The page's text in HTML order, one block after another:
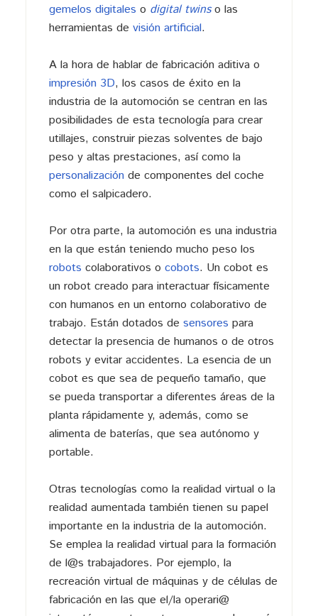
gemelos digitales o digital twinso las
herramientas de visión artificial.
A la hora de hablar de fabricación aditiva o
impresión 3D, los casos de éxito en la
industria de la automoción se centran en las
posibilidades de esta tecnología para crear
utillajes, construir piezas solventes de bajo
peso y altas prestaciones, así como la
personalizaciónde componentes del coche
como el salpicadero.
Por otra parte, la automoción es una industria
en la que están teniendo mucho peso los
robots colaborativos o cobots. Un cobot es
un robot creado para interactuar físicamente
con humanos en un entorno colaborativo de
trabajo. Están dotados de sensores para
detectar la presencia de humanos o de otros
robots y evitar accidentes. La esencia de un
cobot es que sea de pequeño tamaño, que
se pueda transportar a diferentes áreas de la
planta rápidamente y, además, como se
alimenta de baterías, que sea autónomo y
portable.
Otras tecnologías como la realidad virtual o la
realidad aumentada también tienen su papel
importante en la industria de la automoción.
Se emplea la realidad virtual para la formación
de l@s trabajadores. Por ejemplo, la
recreación virtual de máquinas y de células de
fabricación en las que el/la operari@